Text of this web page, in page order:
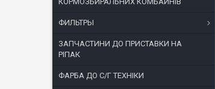
ФИЛЬТРЫ
ЗАПЧАСТИНИ ДО ПРИСТАВКИ НА
РІПАК
ФАРБА ДО С/Г ТЕХНІКИ